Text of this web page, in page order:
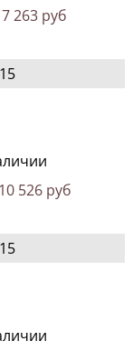
7 263 руб
10 526 руб